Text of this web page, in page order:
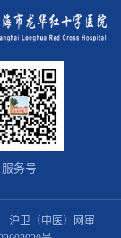
服务号
沪卫（中医）网审